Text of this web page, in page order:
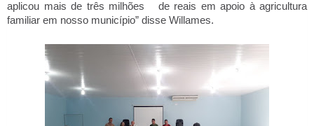
aplicou mais de três milhões   de reais em apoio à agricultura
familiar em nosso município” disse Willames.